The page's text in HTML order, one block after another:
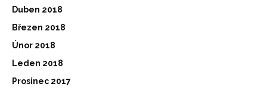
Duben 2018
Březen 2018
Únor 2018
Leden 2018
Prosinec 2017